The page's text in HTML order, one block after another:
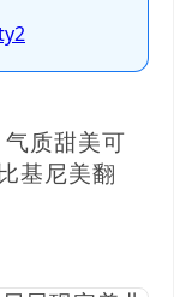
质甜美可
基尼美翻